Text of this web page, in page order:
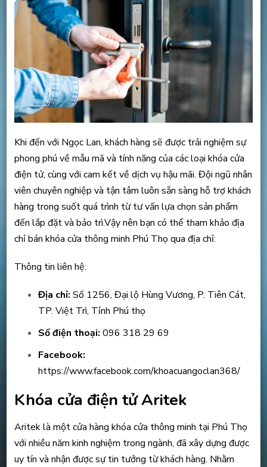
Khi đến với Ngọc Lan, khách hàng sẽ được trải nghiệm sự
phong phú về mẫu mã và tính năng của các loại khóa cửa
điện tử, cùng với cam kết về dịch vụ hậu mãi. Đội ngũ nhân
viên chuyên nghiệp và tận tâm luôn sẵn sàng hỗ trợ khách
hàng trong suốt quá trình từ tư vấn lựa chọn sản phẩm
đến lắp đặt và bảo trì.Vậy nên bạn có thể tham khảo địa
chỉ bán khóa cửa thông minh Phú Thọ qua địa chỉ:
Thông tin liên hệ:
Địa chỉ: Số 1256, Đại lộ Hùng Vương, P. Tiên Cát,
TP. Việt Trì, Tỉnh Phú thọ
Số điện thoại: 096 318 29 69
Facebook:
https://www.facebook.com/khoacuangoclan368/
Khóa cửa điện tử Aritek
Aritek là một cửa hàng khóa cửa thông minh tại Phú Thọ
với nhiều năm kinh nghiệm trong ngành, đã xây dựng được
uy tín và nhận được sự tin tưởng từ khách hàng. Nhằm